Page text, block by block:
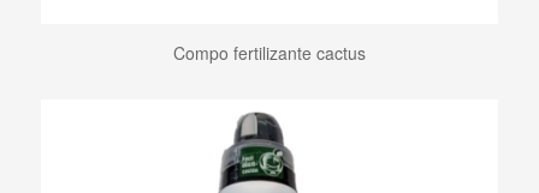
Compo fertilizante cactus